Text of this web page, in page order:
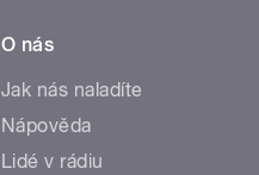
O nás
Jak nás naladíte
Nápověda
Lidé v rádiu